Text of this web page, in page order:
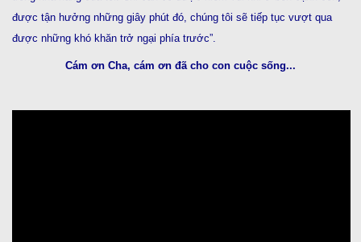
được tận hưởng những giây phút đó, chúng tôi sẽ tiếp tục vượt qua
được những khó khăn trở ngại phía trước”.
Cám ơn Cha, cám ơn đã cho con cuộc sống...